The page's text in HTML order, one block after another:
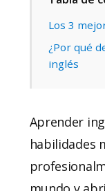
Los 3
¿Por qué
inglés
Aprender
habilidades